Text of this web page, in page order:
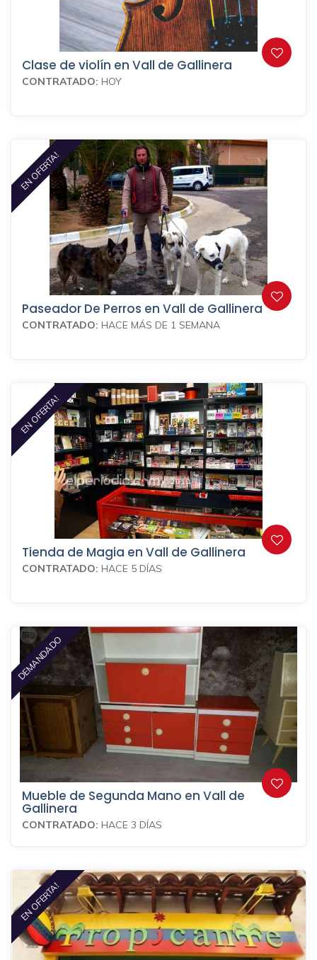
Clase de violín en Vall de Gallinera
CONTRATADO: HOY
EN OFERTA!
Paseador De Perros en Vall de Gallinera
CONTRATADO: HACE MÁS DE 1 SEMANA
EN OFERTA!
Tienda de Magia en Vall de Gallinera
CONTRATADO: HACE 5 DÍAS
DEMANDADO
Mueble de Segunda Mano en Vall de
Gallinera
CONTRATADO: HACE 3 DÍAS
EN OFERTA!